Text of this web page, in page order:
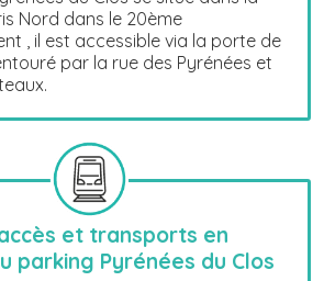
Nord dans le 20ème
, il est accessible via la porte de
par la rue des Pyrénées et
et transports en
parking Pyrénées du Clos